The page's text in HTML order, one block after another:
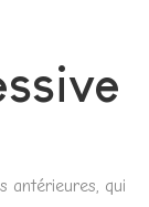
antérieures, qui